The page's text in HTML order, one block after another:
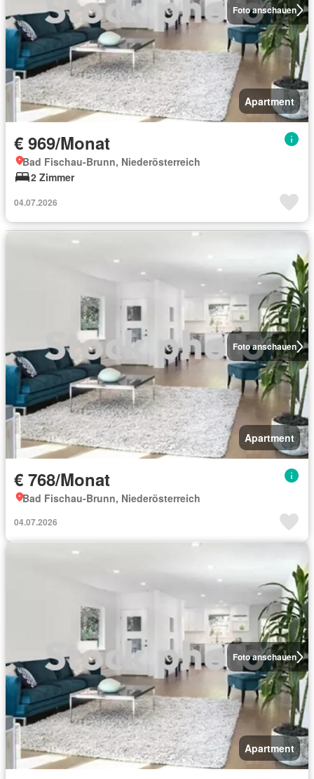
Foto anschauen
Apartment
€ 969/Monat
Bad Fischau-Brunn, Niederösterreich
2 Zimmer
04.07.2026
Foto anschauen
Apartment
€ 768/Monat
Bad Fischau-Brunn, Niederösterreich
04.07.2026
Foto anschauen
Apartment